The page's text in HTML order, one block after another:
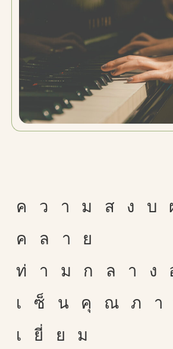
ความสงบ
คลาย
ท่ามกลาง
เซ็นคุณภา
เยี่ยม